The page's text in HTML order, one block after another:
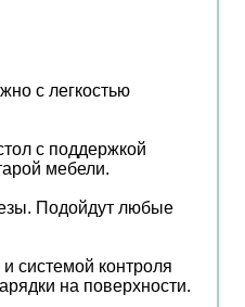
с легкостью
с поддержкой
мебели.
Подойдут любые
системой контроля
на поверхности.